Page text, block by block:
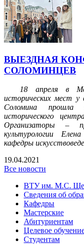
ВЫЕЗДНАЯ
СОЛОМИНЦЕВ
18 апреля в
исторических мест
Соломина прошла
исторического
Организаторы –
культурологии
кафедры
19.04.2021
Все новости
ВТУ им. М.С.
Сведения об
Кафедры
Мастерские
Абитуриентам
Целевое
Студентам